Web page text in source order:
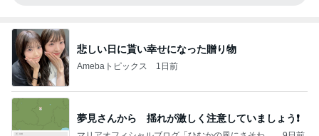
悲しい日に貰い幸せになった贈り物
Amebaトピックス 1日前
夢見さんから 揺れが激しく注意していましょう❗️